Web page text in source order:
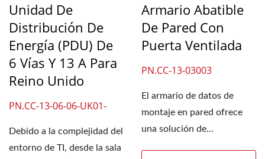
Unidad De
Distribución De
Energía (PDU) De
6 Vías Y 13 A Para
Reino Unido
PN.CC-13-06-06-UK01-
Debido a la complejidad del
entorno de TI, desde la sala
Armario Abatible
De Pared Con
Puerta Ventilada
PN.CC-13-03003
El armario de datos de
montaje en pared ofrece
una solución de